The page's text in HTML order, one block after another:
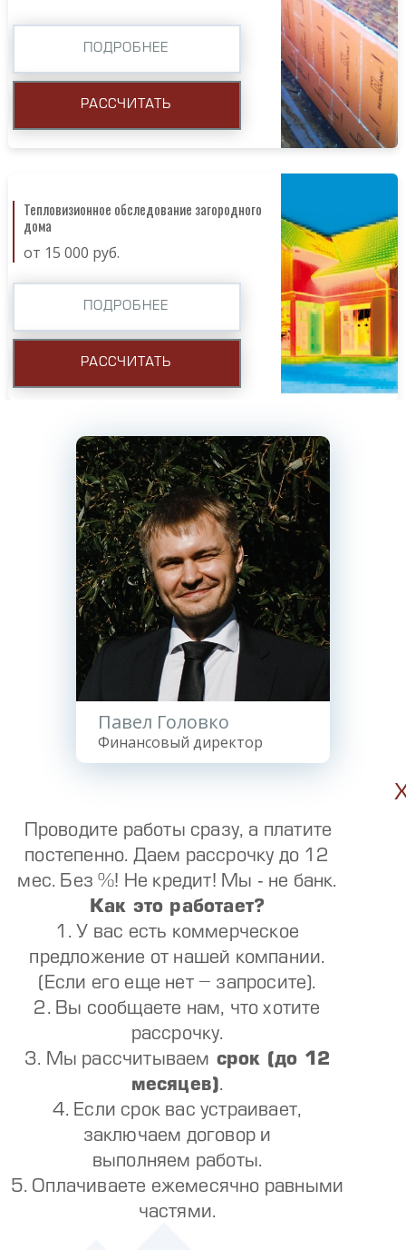
ПОДРОБНЕЕ
РАССЧИТАТЬ
Тепловизионное обследование загородного
дома
от 15 000 руб.
ПОДРОБНЕЕ
РАССЧИТАТЬ
Павел Головко
Финансовый директор
Проводите работы сразу, а платите
постепенно. Даем рассрочку до 12
мес. Без %! Не кредит! Мы - не банк.
Как это работает?
1. У вас есть коммерческое
предложение от нашей компании.
(Если его еще нет – запросите).
2. Вы сообщаете нам, что хотите
рассрочку.
3. Мы рассчитываем срок (до 12
месяцев).
4. Если срок вас устраивает,
заключаем договор и
выполняем работы.
5. Оплачиваете ежемесячно равными
частями.